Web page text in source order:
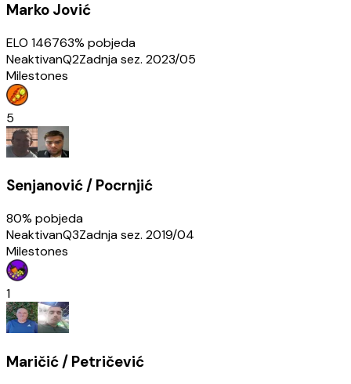
Marko Jović
ELO 146763% pobjeda
NeaktivanQ2Zadnja sez. 2023/05
Milestones
5
Senjanović / Pocrnjić
80% pobjeda
NeaktivanQ3Zadnja sez. 2019/04
Milestones
1
Maričić / Petričević